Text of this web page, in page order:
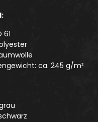
61
ca. 245 g/m²